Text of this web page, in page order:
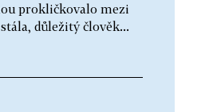
prokličkovalo mezi
důležitý člověk...